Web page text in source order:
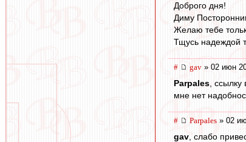
Доброго дня!
Диму
Желаю тебе
Тщусь надеждой
# gav » 02 июн
Parpales ,
мне нет
# Parpales » 02
gav , слабо